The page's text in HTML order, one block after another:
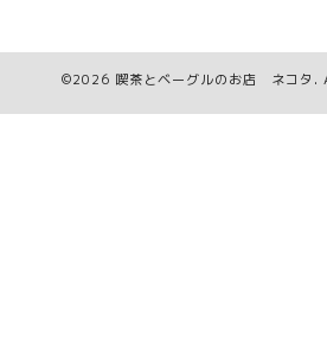
©2026 喫茶とベーグルのお店 ネコタ .